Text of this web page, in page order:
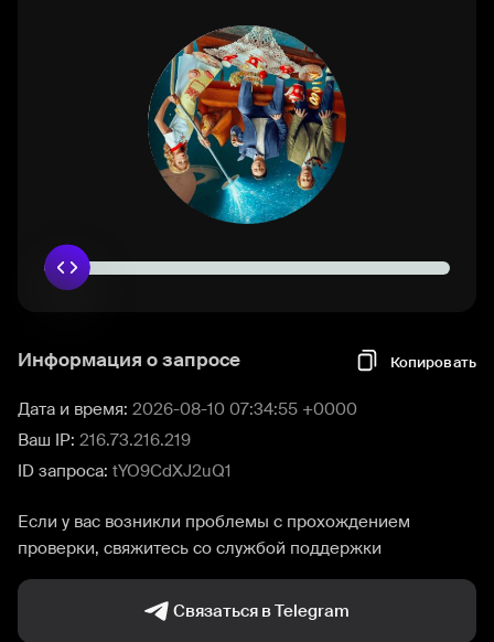
Информация о запросе Копировать
Дата и время: 2026-08-10 07:34:55 +0000
Ваш IP: 216.73.216.219
ID запроса: tYO9CdXJ2uQ1
Если у вас возникли проблемы с прохождением
проверки, свяжитесь со службой поддержки
Связаться в Telegram